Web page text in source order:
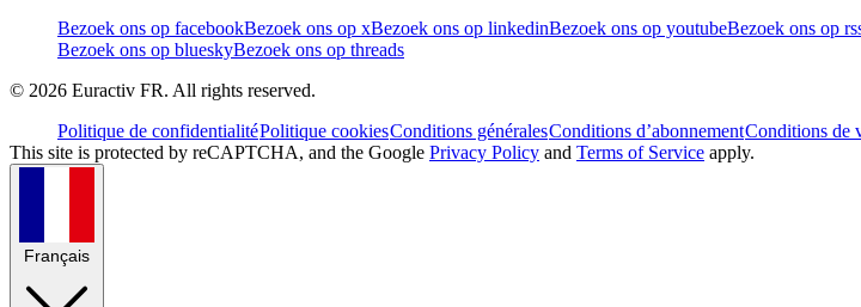
Bezoek ons op facebookBezoek ons op xBezoek ons op linkedinBezoek ons op youtubeBezoek ons op
Bezoek ons op blueskyBezoek ons op threads
© 2026 Euractiv FR. All rights reserved.
Politique de confidentialitéPolitique cookiesConditions généralesConditions d’abonnementConditions de
This site is protected by reCAPTCHA, and the Google Privacy Policy and Terms of Service apply.
Français